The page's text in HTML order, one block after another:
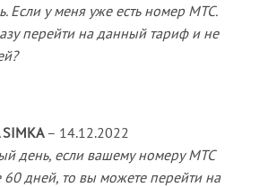
Если у меня уже есть номер МТС.
перейти на данный тариф и не
SIMKA– 14.12.2022
день, если вашему номеру МТС
60 дней, то вы можете перейти на